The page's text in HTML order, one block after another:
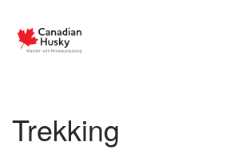
Zum Hauptinhalt springen
Trekking